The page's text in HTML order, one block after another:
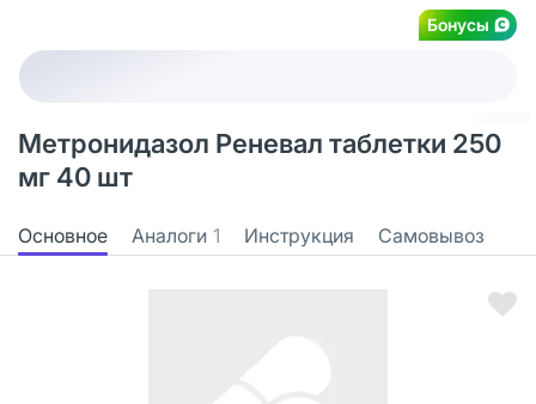
Бонусы
Метронидазол Реневал таблетки 250
мг 40 шт
Основное Аналоги 1 Инструкция Самовывоз